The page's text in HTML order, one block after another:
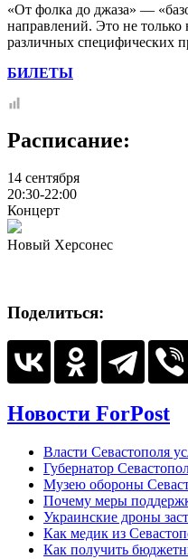
«От фолка до джаза» —
направлений. Это не только
различных специфических
БИЛЕТЫ
Расписание:
14 сентября
20:30-22:00
Концерт
Новый Херсонес
Поделиться:
Новости ForPost
Власти Севастополя
Губернатор
Музею обороны
Почему меры
Украинские дроны
Как медик из
Как получить